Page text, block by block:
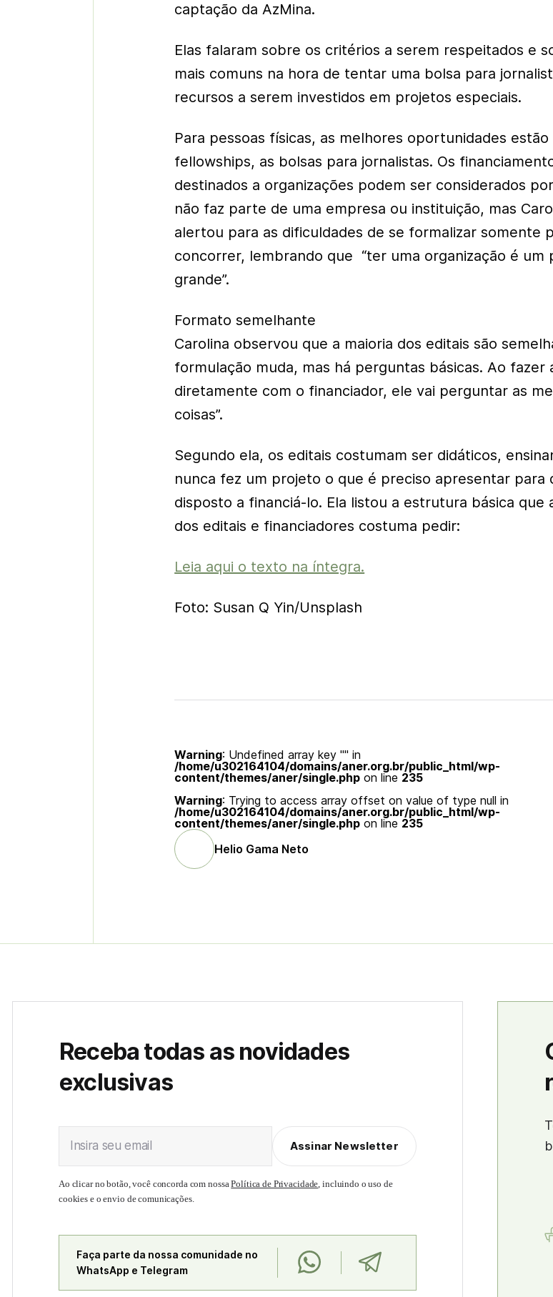
captação da AzMina.
Elas falaram sobre os critérios a serem respeitados e
mais comuns na hora de tentar uma bolsa para
recursos a serem investidos em projetos especiais.
Para pessoas físicas, as melhores oportunidades estão
fellowships, as bolsas para jornalistas. Os
destinados a organizações podem ser considerados
não faz parte de uma empresa ou instituição, mas
alertou para as dificuldades de se formalizar somente
concorrer, lembrando que “ter uma organização é um
grande”.
Formato semelhante
Carolina observou que a maioria dos editais são
formulação muda, mas há perguntas básicas. Ao fazer
diretamente com o financiador, ele vai perguntar as
coisas”.
Segundo ela, os editais costumam ser didáticos,
nunca fez um projeto o que é preciso apresentar para
disposto a financiá-lo. Ela listou a estrutura básica que
dos editais e financiadores costuma pedir:
Leia aqui o texto na íntegra.
Foto: Susan Q Yin/Unsplash
Warning: Undefined array key "" in
/home/u302164104/domains/aner.org.br/public_html/wp-
content/themes/aner/single.php on line 235
Warning: Trying to access array offset on value of type null in
/home/u302164104/domains/aner.org.br/public_html/wp-
content/themes/aner/single.php on line 235
Helio Gama Neto
Receba todas as novidades
exclusivas
Insira seu email Assinar Newsletter
Ao clicar no botão, você concorda com nossaPolítica de Privacidade, incluindo o uso de
cookies e o envio de comunicações.
Faça parte da nossa comunidade no
WhatsApp e Telegram